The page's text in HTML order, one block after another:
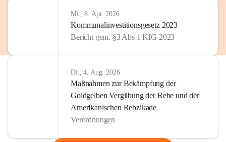
Mi., 8. Apr. 2026
Kommunalinvestitionsgesetz 2023
Bericht gem. §3 Abs 1 KIG 2023
Di., 4. Aug. 2026
Maßnahmen zur Bekämpfung der
Goldgelben Vergilbung der Rebe und der
Amerikanischen Rebzikade
Verordnungen